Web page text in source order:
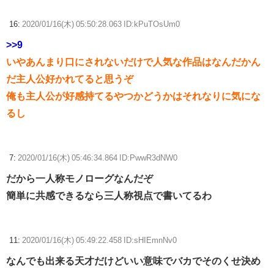
16: 2020/01/16(木) 05:50:28.063 ID:kPuTOsUm0
>>9
いやあんまり口にされないだけで人気な作品はなんだかん
だ主人公好かれてると思うぞ
俺も主人公が好感持てるやつかどうかはそれなりに気にな
るし
7: 2020/01/16(木) 05:46:34.864 ID:PwwR3dNW0
だから一人称モノローグなんだぞ
簡単に共感できるなら三人称視点で書いてるわ
11: 2020/01/16(木) 05:49:22.458 ID:sHIEmnNv0
なんでも出来る天才だけどいい意味でバカでそのくせ決め